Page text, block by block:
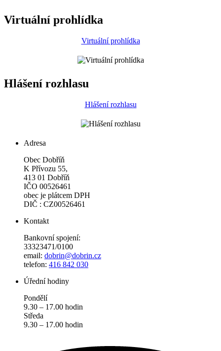
Virtuální prohlídka
Virtuální prohlídka
Hlášení rozhlasu
Hlášení rozhlasu
Adresa
Obec Dobříň
K Přívozu 55,
413 01 Dobříň
IČO 00526461
obec je plátcem DPH
DIČ : CZ00526461
Kontakt
Bankovní spojení:
33323471/0100
email: dobrin@dobrin.cz
telefon: 416 842 030
Úřední hodiny
Pondělí
9.30 – 17.00 hodin
Středa
9.30 – 17.00 hodin